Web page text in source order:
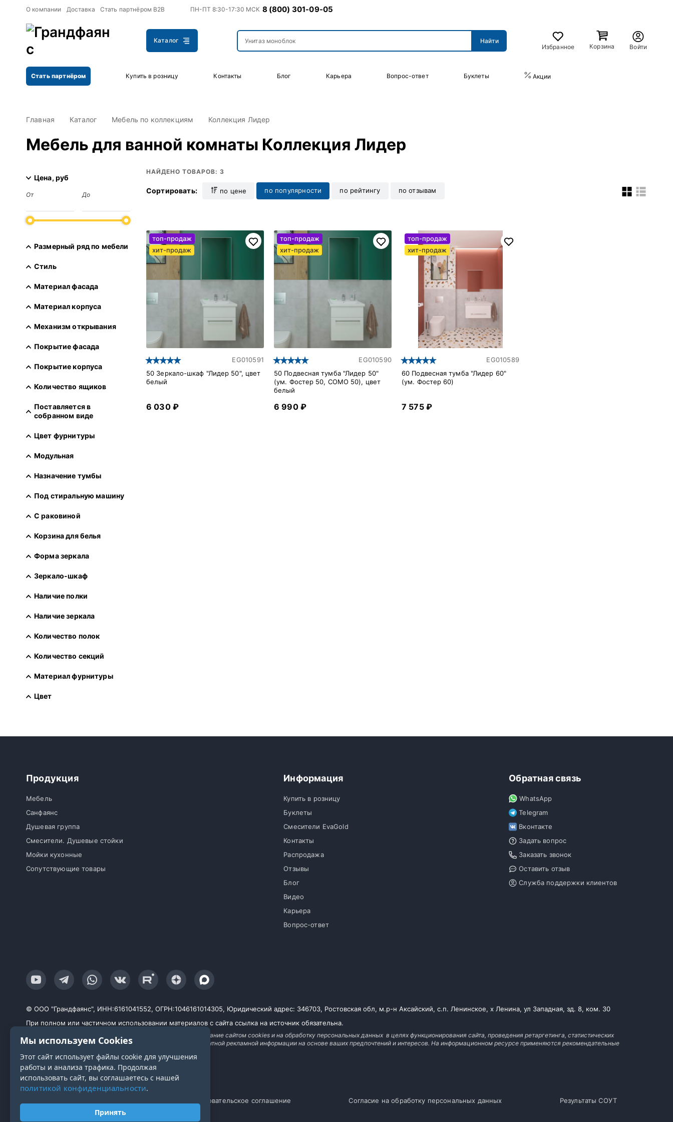
О компании Доставка Стать партнёром B2B ПН-ПТ 8:30-17:30 МСК 8 (800) 301-09-05
Каталог
Избранное
Корзина Войти
Стать партнёром Купить в розницу Контакты Блог Карьера Вопрос-ответ Буклеты Акции
Главная Каталог Мебель по коллекциям Коллекция Лидер
Мебель для ванной комнаты Коллекция Лидер
Цена, руб
От До
Размерный ряд по мебели
Стиль
Материал фасада
Материал корпуса
Механизм открывания
Покрытие фасада
Покрытие корпуса
Количество ящиков
Поставляется в
собранном виде
Цвет фурнитуры
Модульная
Назначение тумбы
Под стиральную машину
С раковиной
Корзина для белья
Форма зеркала
Зеркало-шкаф
Наличие полки
Наличие зеркала
Количество полок
Количество секций
Материал фурнитуры
Цвет
НАЙДЕНО ТОВАРОВ: 3
Сортировать: по цене по популярности по рейтингу по отзывам
топ-продаж
хит-продаж
EG010591
50 Зеркало-шкаф "Лидер 50", цвет
белый
6 030 ₽
топ-продаж
хит-продаж
EG010590
50 Подвесная тумба "Лидер 50"
(ум. Фостер 50, COMO 50), цвет
белый
6 990 ₽
топ-продаж
хит-продаж
EG010589
60 Подвесная тумба "Лидер 60"
(ум. Фостер 60)
7 575 ₽
Продукция
Мебель
Санфаянс
Душевая группа
Смесители. Душевые стойки
Мойки кухонные
Сопутствующие товары
Информация
Купить в розницу
Буклеты
Смесители EvaGold
Контакты
Распродажа
Отзывы
Блог
Видео
Карьера
Вопрос-ответ
Обратная связь
WhatsApp
Telegram
Вконтакте
Задать вопрос
Заказать звонок
Оставить отзыв
Служба поддержки клиентов
© ООО "Грандфаянс", ИНН:6161041552, ОГРН:1046161014305, Юридический адрес: 346703, Ростовская обл, м.р-н Аксайский, с.п. Ленинское, х Ленина, ул Западная, зд. 8, ком. 30
При полном или частичном использовании материалов с сайта ссылка на источник обязательна.
Продолжая работу с сайтом, вы даете согласие на использование сайтом cookies и на обработку персональных данных в целях функционирования сайта, проведения ретаргетинга, статистических
исследований, улучшения сервиса и предоставления релевантной рекламной информации на основе ваших предпочтений и интересов. На информационном ресурсе применяются рекомендательные
Пользовательское соглашение Согласие на обработку персональных данных Результаты СОУТ
Мы используем Cookies
Этот сайт использует файлы cookie для улучшения
работы и анализа трафика. Продолжая
использовать сайт, вы соглашаетесь с нашей
политикой конфиденциальности.
Принять